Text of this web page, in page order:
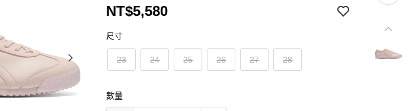
NT$5,580
尺寸
23 24 25 26 27 28
數量